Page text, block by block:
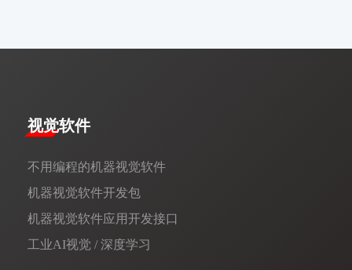
视觉软件
不用编程的机器视觉软件
机器视觉软件开发包
机器视觉软件应用开发接口
工业AI视觉 / 深度学习